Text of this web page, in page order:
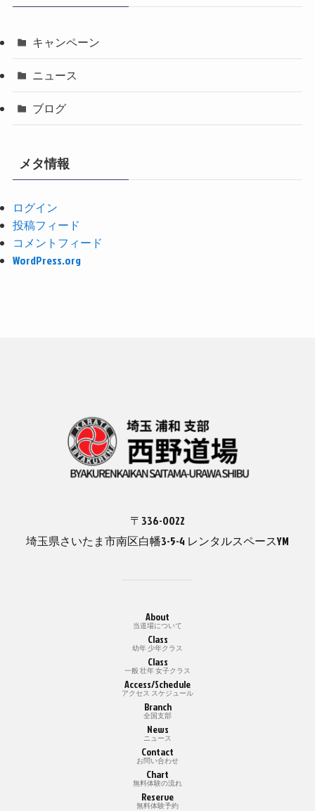
キャンペーン
ニュース
ブログ
メタ情報
ログイン
投稿フィード
コメントフィード
WordPress.org
〒336-0022
埼玉県さいたま市南区白幡3-5-4 レンタルスペースYM
About
当道場について
Class
幼年 少年クラス
Class
一般 壮年 女子クラス
Access/Schedule
アクセス スケジュール
Branch
全国支部
News
ニュース
Contact
お問い合わせ
Chart
無料体験の流れ
Reserve
無料体験予約